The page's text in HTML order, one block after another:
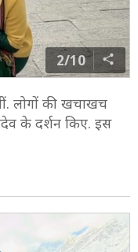
2/10
लोगों की खचाखच
के दर्शन किए. इस